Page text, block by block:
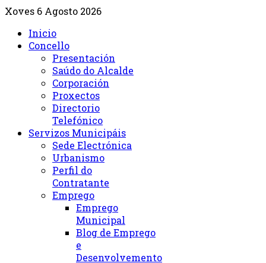
Xoves 6 Agosto 2026
Inicio
Concello
Presentación
Saúdo do Alcalde
Corporación
Proxectos
Directorio
Telefónico
Servizos Municipáis
Sede Electrónica
Urbanismo
Perfil do
Contratante
Emprego
Emprego
Municipal
Blog de Emprego
e
Desenvolvemento